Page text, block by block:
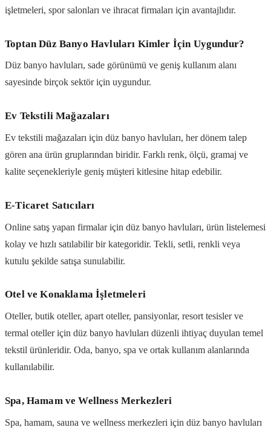
işletmeleri, spor salonları ve ihracat firmaları için avantajlıdır.
Toptan Düz Banyo Havluları Kimler İçin Uygundur?
Düz banyo havluları, sade görünümü ve geniş kullanım alanı
sayesinde birçok sektör için uygundur.
Ev Tekstili Mağazaları
Ev tekstili mağazaları için düz banyo havluları, her dönem talep
gören ana ürün gruplarından biridir. Farklı renk, ölçü, gramaj ve
kalite seçenekleriyle geniş müşteri kitlesine hitap edebilir.
E-Ticaret Satıcıları
Online satış yapan firmalar için düz banyo havluları, ürün listelemesi
kolay ve hızlı satılabilir bir kategoridir. Tekli, setli, renkli veya
kutulu şekilde satışa sunulabilir.
Otel ve Konaklama İşletmeleri
Oteller, butik oteller, apart oteller, pansiyonlar, resort tesisler ve
termal oteller için düz banyo havluları düzenli ihtiyaç duyulan temel
tekstil ürünleridir. Oda, banyo, spa ve ortak kullanım alanlarında
kullanılabilir.
Spa, Hamam ve Wellness Merkezleri
Spa, hamam, sauna ve wellness merkezleri için düz banyo havluları